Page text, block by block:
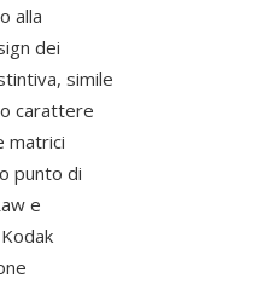
alla
dei
simile
carattere
matrici
punto di
e